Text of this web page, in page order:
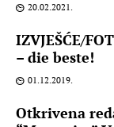
20.02.2021.
IZVJEŠĆE/
– die beste!
01.12.2019.
Otkrivena